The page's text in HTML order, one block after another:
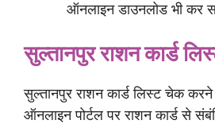
ऑनलाइन डाउनलोड भी कर
सुल्तानपुर राशन कार्ड
सुल्तानपुर राशन कार्ड लिस्ट चेक
ऑनलाइन पोर्टल पर राशन कार्ड से